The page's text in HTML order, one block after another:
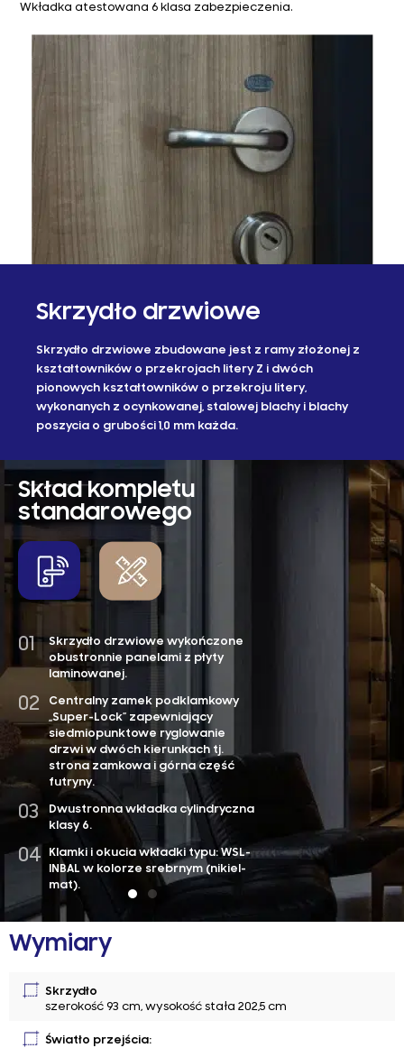
Skrzydło drzwiowe
Skrzydło drzwiowe zbudowane jest z ramy złożonej z
kształtowników o przekrojach litery Z i dwóch
pionowych kształtowników o przekroju litery,
wykonanych z ocynkowanej, stalowej blachy i blachy
poszycia o grubości 1,0 mm każda.
Wkładka atestowana 6 klasa zabezpieczenia.
Skład kompletu
standarowego
Skrzydło drzwiowe wykończone
obustronnie panelami z płyty
laminowanej.
Centralny zamek podklamkowy
„Super-Lock” zapewniający
siedmiopunktowe ryglowanie
drzwi w dwóch kierunkach tj.
strona zamkowa i górna część
futryny.
Dwustronna wkładka cylindryczna
klasy 6.
Klamki i okucia wkładki typu: WSL-
INBAL w kolorze srebrnym (nikiel-
mat).
Zawiasy 3 szt. i 3 stałe rygle
zawiasowej.
Uszczelka
ościeżnicy plus
Ościeżnica
(gr. blachy 1,5) o
kolorach RAL do
7010, 7016, 7024,
8024, 9004, 9005,
Wymiary
Skrzydło
szerokość 93 cm, wysokość stała 202,5 cm
Światło przejścia: